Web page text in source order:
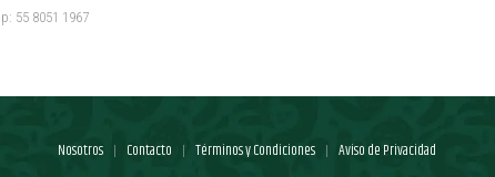
8051 1967
Nosotros | Contacto | Términos y Condiciones | Aviso de Privacidad